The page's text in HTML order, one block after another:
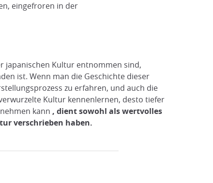
eingefroren in der
japanischen Kultur entnommen sind,
ist. Wenn man die Geschichte dieser
zu erfahren, und auch die
Kultur kennenlernen, desto tiefer
kann , dient sowohl als wertvolles
verschrieben haben.